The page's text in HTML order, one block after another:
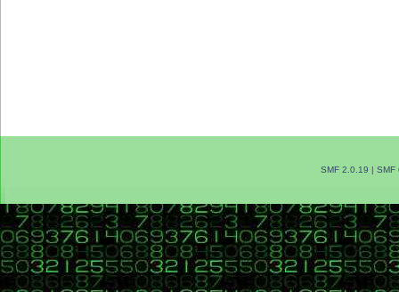
SMF 2.0.19 | SMF